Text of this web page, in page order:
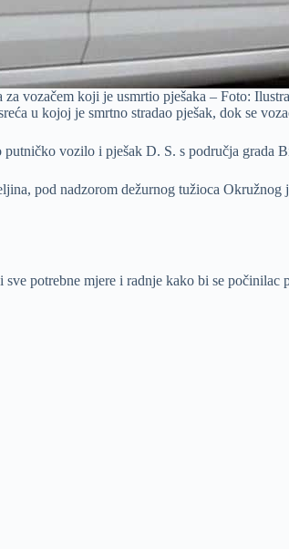
za vozačem koji je usmrtio pješaka – Foto:
u kojoj je smrtno stradao pješak, dok se
vozilo i pješak D. S. s područja grada
pod nadzorom dežurnog tužioca
potrebne mjere i radnje kako bi se počinilac